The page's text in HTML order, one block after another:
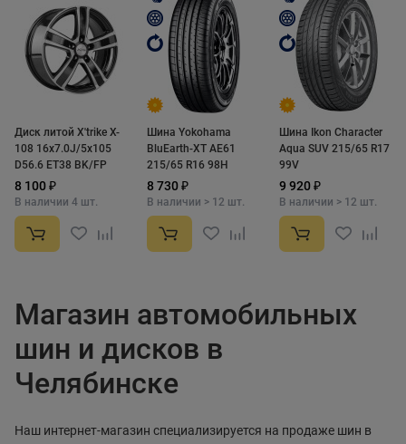
Диск литой X'trike X-
108 16x7.0J/5x105
D56.6 ET38 BK/FP
8 100 ₽
В наличии 4 шт.
Шина Yokohama
BluEarth-XT AE61
215/65 R16 98H
8 730 ₽
В наличии > 12 шт.
Шина Ikon Character
Aqua SUV 215/65 R17
99V
9 920 ₽
В наличии > 12 шт.
Магазин автомобильных
шин и дисков в
Челябинске
Наш интернет-магазин специализируется на продаже шин в